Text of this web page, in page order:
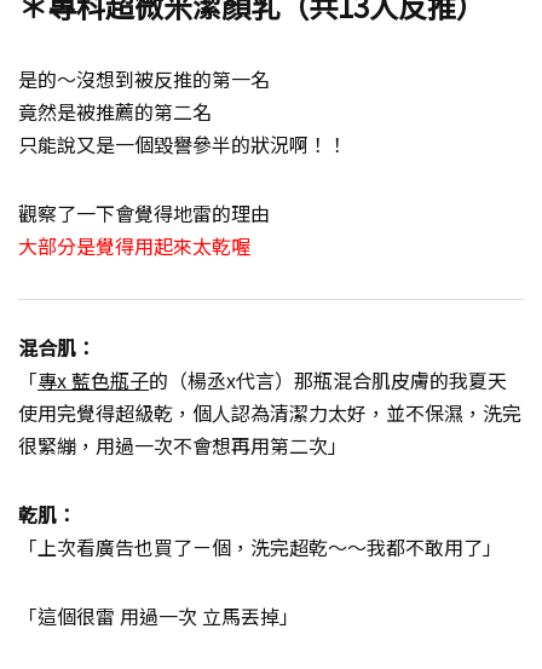
是的～沒想到被反推的第一名
竟然是被推薦的第二名
只能說又是一個毀譽參半的狀況啊！！
觀察了一下會覺得地雷的理由
大部分是覺得用起來太乾喔
混合肌：
「專x 藍色瓶子的（楊丞x代言）那瓶混合肌皮膚的我夏天
使用完覺得超級乾，個人認為清潔力太好，並不保濕，洗完
很緊繃，用過一次不會想再用第二次」
乾肌：
「上次看廣告也買了ㄧ個，洗完超乾～～我都不敢用了」
「這個很雷 用過一次 立馬丟掉」